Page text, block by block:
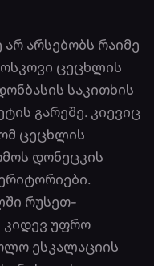
არ არსებობს რაიმე
ცეცხლის
საკითხის
გარეშე. კიევიც
ცეცხლის
დონეცკის
რუსეთ-
კიდევ უფრო
ესკალაციის